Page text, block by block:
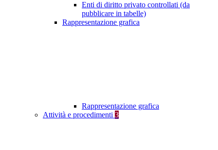
Enti di diritto privato controllati (da
pubblicare in tabelle)
Rappresentazione grafica
Rappresentazione grafica
Attività e procedimenti 3